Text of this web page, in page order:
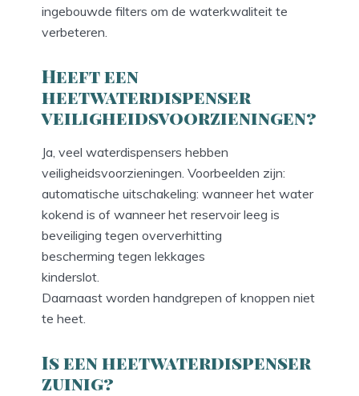
ingebouwde filters om de waterkwaliteit te
verbeteren.
Heeft een
heetwaterdispenser
veiligheidsvoorzieningen?
Ja, veel waterdispensers hebben
veiligheidsvoorzieningen. Voorbeelden zijn:
automatische uitschakeling: wanneer het water
kokend is of wanneer het reservoir leeg is
beveiliging tegen oververhitting
bescherming tegen lekkages
kinderslot.
Daarnaast worden handgrepen of knoppen niet
te heet.
Is een heetwaterdispenser
zuinig?